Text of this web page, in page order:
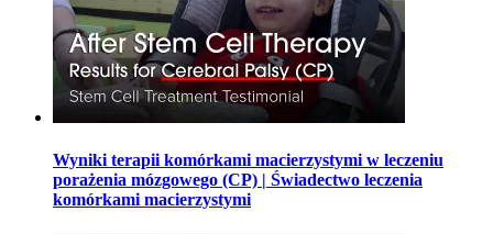
Wyniki terapii komórkami macierzystymi w leczeniu
porażenia mózgowego (CP) | Świadectwo leczenia
komórkami macierzystymi